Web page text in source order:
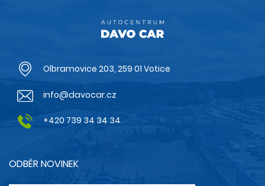
Olbramovice 203, 259 01 Votice
info@davocar.cz
+420 739 34 34 34
ODBĚR NOVINEK